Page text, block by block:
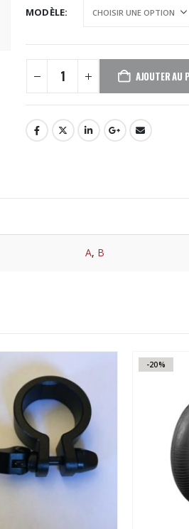
MODÈLE
AJOUTER AU
A, B
-20%